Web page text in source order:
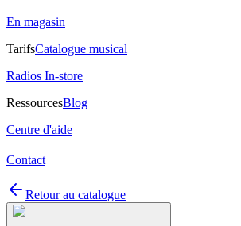
En magasin
TarifsCatalogue musical
Radios In-store
RessourcesBlog
Centre d'aide
Contact
Retour au catalogue